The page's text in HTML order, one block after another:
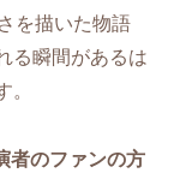
を描いた物語
る瞬間があるは
。
者のファンの方